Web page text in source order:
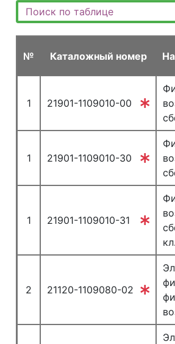
№ Каталожный номер
1 21901-1109010-00
1 21901-1109010-30
1 21901-1109010-31
2 21120-1109080-02